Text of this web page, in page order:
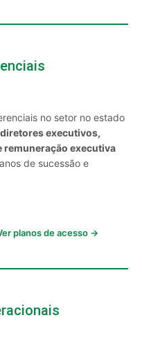
no setor no estado
diretores executivos,
remuneração executiva
de sucessão e
planos de acesso →